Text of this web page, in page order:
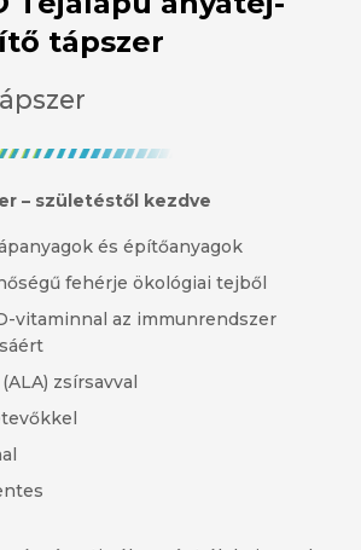
tápszer
– születéstől kezdve
és építőanyagok
fehérje ökológiai tejből
vitaminnal az immunrendszer
zsírsavval